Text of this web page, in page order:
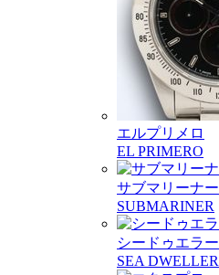
エルプリメロ
EL PRIMERO
サブマリーナー
SUBMARINER
シードゥエラー
SEA DWELLER